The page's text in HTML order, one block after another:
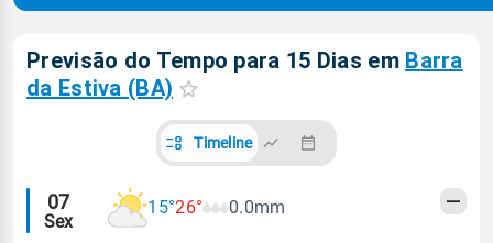
Previsão do Tempo para 15 Dias em Barra
da Estiva (BA)
Timeline
Alertas
meteorológicos
07
Sex
15°26° 0.0mm